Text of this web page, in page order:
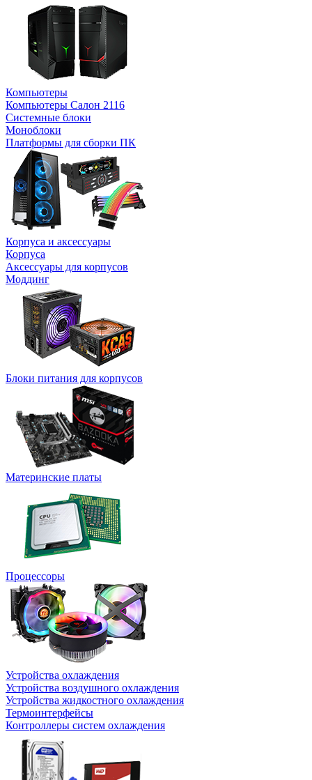
Компьютеры
Компьютеры Салон 2116
Системные блоки
Моноблоки
Платформы для сборки ПК
Корпуса и аксессуары
Корпуса
Аксессуары для корпусов
Моддинг
Блоки питания для корпусов
Материнские платы
Процессоры
Устройства охлаждения
Устройства воздушного охлаждения
Устройства жидкостного охлаждения
Термоинтерфейсы
Контроллеры систем охлаждения